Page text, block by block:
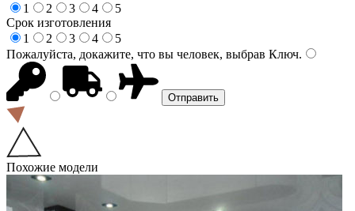
1
2 3 4
5
Срок изготовления
1
2 3 4
5
Пожалуйста, докажите, что вы человек, выбрав Ключ.
Похожие модели